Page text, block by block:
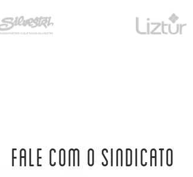
Fale com o Sindicato